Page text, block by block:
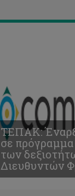
ΤΕΠΑΚ:
σε πρόγραμμα
των
Διευθυντών